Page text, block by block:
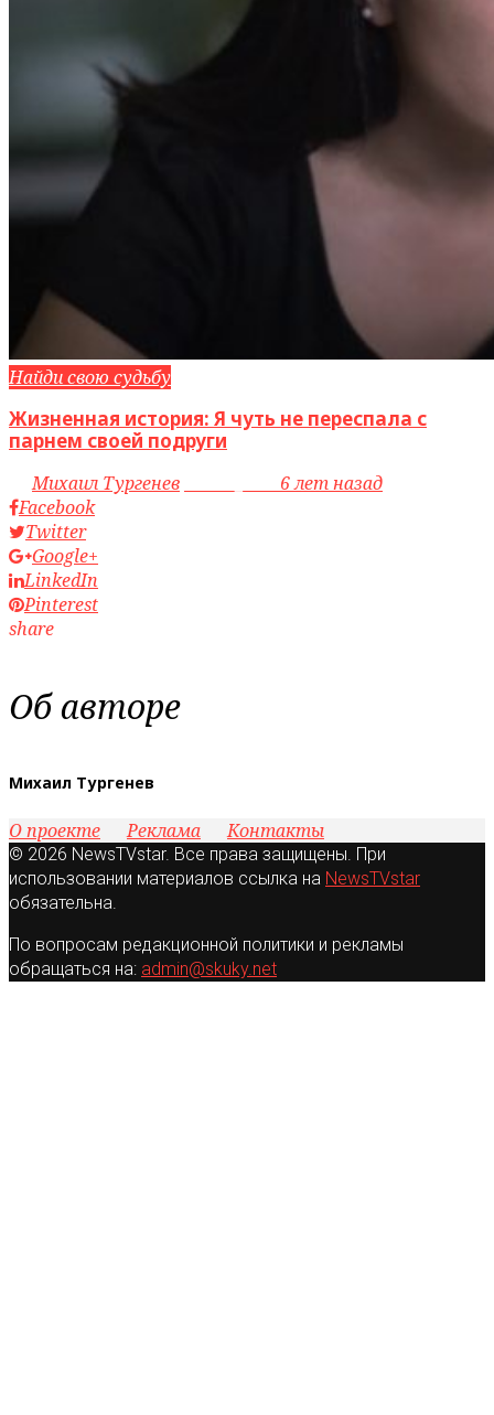
Найди свою судьбу
Жизненная история: Я чуть не переспала с
парнем своей подруги
byМихаил Тургенев
6 лет назад
Facebook
Twitter
Google+
LinkedIn
Pinterest
share
Об авторе
Михаил Тургенев
О проекте Реклама Контакты
© 2026 NewsTVstar. Все права защищены. При
использовании материалов ссылка на NewsTVstar
обязательна.
По вопросам редакционной политики и рекламы
обращаться на: admin@skuky.net